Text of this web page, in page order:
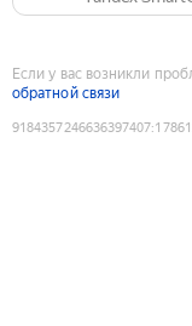
Если у вас возникли
обратной связи
9184357246636397407: